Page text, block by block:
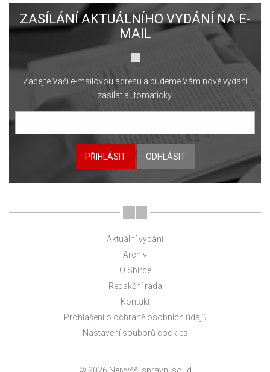
ZASÍLÁNÍ AKTUÁLNÍHO VYDÁNÍ NA E-
MAIL
Zadejte Vaši e-mailovou adresu a budeme Vám nové vydání
zasílat automaticky.
PŘIHLÁSIT ODHLÁSIT
Aktuální vydání
Archiv
O Sbírce
Redakční rada
Kontakt
Prohlášení o ochraně osobních údajů
Nastavení souborů cookies